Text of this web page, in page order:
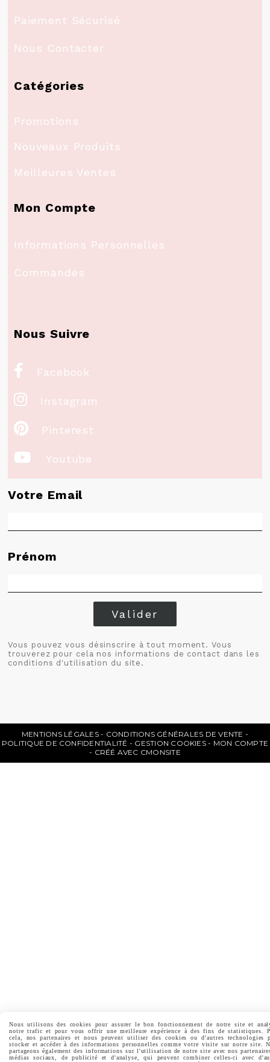
Paiement Sécurisé
Nous Contacter
Catégories
Promotions
Nouveaux Produits
Meilleures Ventes
Mon Compte
Informations Personnelles
Commandes
Nous Suivre
 Facebook
 Instagram
 Pinterest
 Youtube
Votre Email
Prénom
Valider
Vous pouvez vous désinscrire à tout moment. Vous
trouverez pour cela nos informations de contact dans les
conditions d'utilisation du site.
MENTIONS LÉGALES
CONDITIONS GÉNÉRALES DE VENTE
POLITIQUE DE CONFIDENTIALITÉ
GESTION COOKIES
MON COMPTE
CRÉÉ AVEC CMONSITE
Nous utilisons des cookies pour assurer le bon fonctionnement de notre site et
notre trafic et pour vous offrir une meilleure expérience à des fins de statistiques.
cela, nos partenaires et nous peuvent utiliser des cookies ou d'autres technologies
stocker et accéder à des informations personnelles comme votre visite sur notre site.
partageons également des informations sur l'utilisation de notre site avec nos
médias sociaux, de publicité et d'analyse, qui peuvent combiner celles-ci avec